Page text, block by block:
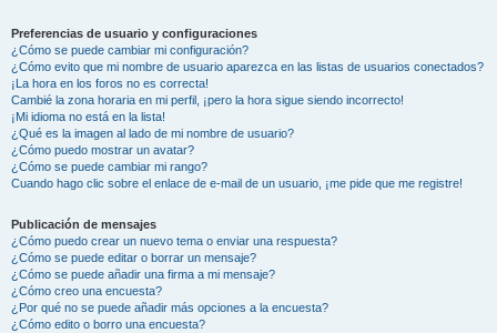
Preferencias de usuario y configuraciones
¿Cómo se puede cambiar mi configuración?
¿Cómo evito que mi nombre de usuario aparezca en las listas de usuarios conectados?
¡La hora en los foros no es correcta!
Cambié la zona horaria en mi perfil, ¡pero la hora sigue siendo incorrecto!
¡Mi idioma no está en la lista!
¿Qué es la imagen al lado de mi nombre de usuario?
¿Cómo puedo mostrar un avatar?
¿Cómo se puede cambiar mi rango?
Cuando hago clic sobre el enlace de e-mail de un usuario, ¡me pide que me registre!
Publicación de mensajes
¿Cómo puedo crear un nuevo tema o enviar una respuesta?
¿Cómo se puede editar o borrar un mensaje?
¿Cómo se puede añadir una firma a mi mensaje?
¿Cómo creo una encuesta?
¿Por qué no se puede añadir más opciones a la encuesta?
¿Cómo edito o borro una encuesta?